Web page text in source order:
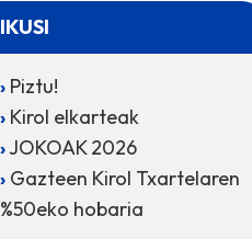
IKUSI
Piztu!
Kirol elkarteak
JOKOAK 2026
Gazteen Kirol Txartelaren
%50eko hobaria